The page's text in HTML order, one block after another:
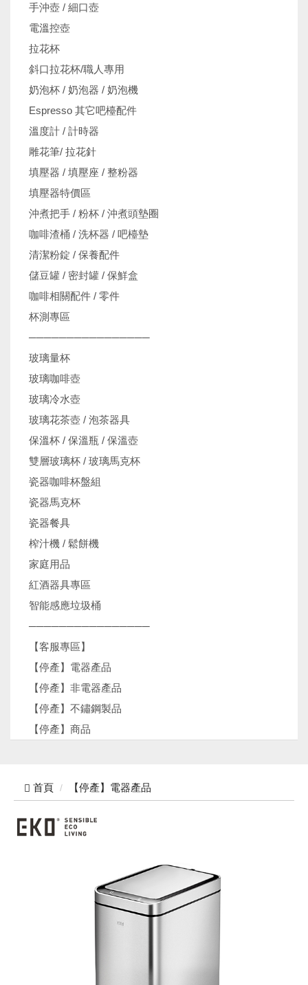
手沖壺 / 細口壺
電溫控壺
拉花杯
斜口拉花杯/職人專用
奶泡杯 / 奶泡器 / 奶泡機
Espresso 其它吧檯配件
溫度計 / 計時器
雕花筆/ 拉花針
填壓器 / 填壓座 / 整粉器
填壓器特價區
沖煮把手 / 粉杯 / 沖煮頭墊圈
咖啡渣桶 / 洗杯器 / 吧檯墊
清潔粉錠 / 保養配件
儲豆罐 / 密封罐 / 保鮮盒
咖啡相關配件 / 零件
杯測專區
────────────────
玻璃量杯
玻璃咖啡壺
玻璃冷水壺
玻璃花茶壺 / 泡茶器具
保溫杯 / 保溫瓶 / 保溫壺
雙層玻璃杯 / 玻璃馬克杯
瓷器咖啡杯盤組
瓷器馬克杯
瓷器餐具
榨汁機 / 鬆餅機
家庭用品
紅酒器具專區
智能感應垃圾桶
────────────────
【客服專區】
【停產】電器產品
【停產】非電器產品
【停產】不鏽鋼製品
【停產】商品
首頁 【停產】電器產品